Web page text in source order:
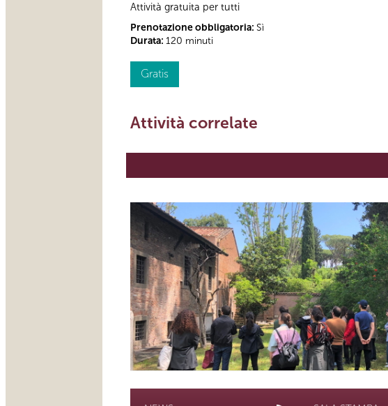
Attività gratuita per tutti
Prenotazione obbligatoria: Sì
Durata: 120 minuti
Gratis
Attività correlate